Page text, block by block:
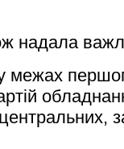
надала